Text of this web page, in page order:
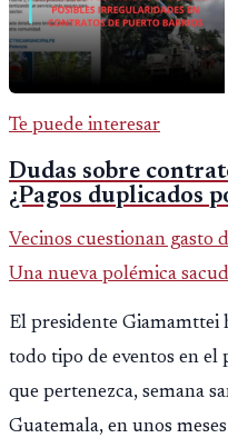
Te puede interesar
Dudas sobre
¿Pagos duplicados
Vecinos cuestionan gasto
Una nueva polémica
luego de que saliera a la
asigna casi Q90 mi
El presidente Giamamttei
todo tipo de eventos en
que pertenezca, semana
Guatemala, en unos